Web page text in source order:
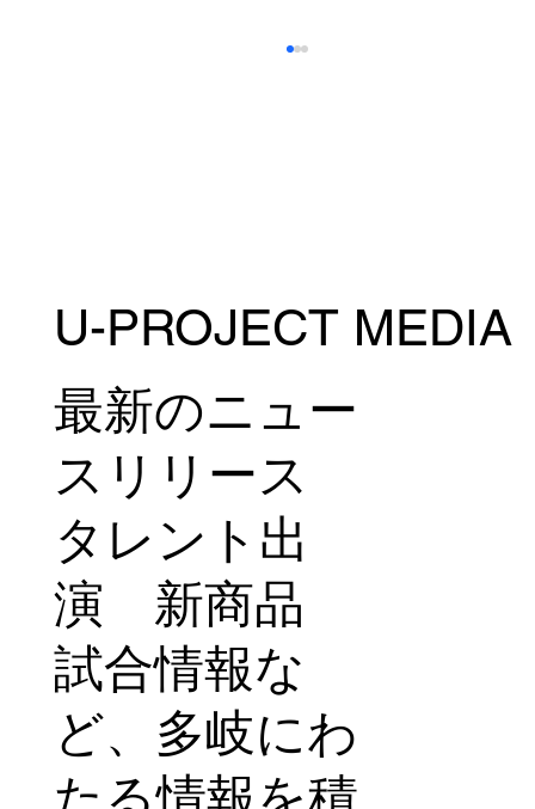
菅原和政がMUAY THAI SUPER CHAMPに
U-PROJECT MEDIA
最新のニュー
スリリース
タレント出
演 新商品
試合情報な
ど、多岐にわ
たる情報を積